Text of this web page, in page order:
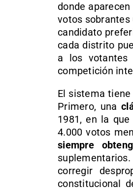
donde
votos
candidato
cada distrito
a los votantes
competición
El sistema
Primero, una
1981, en la
4.000 votos
siempre
corregir
constitucional